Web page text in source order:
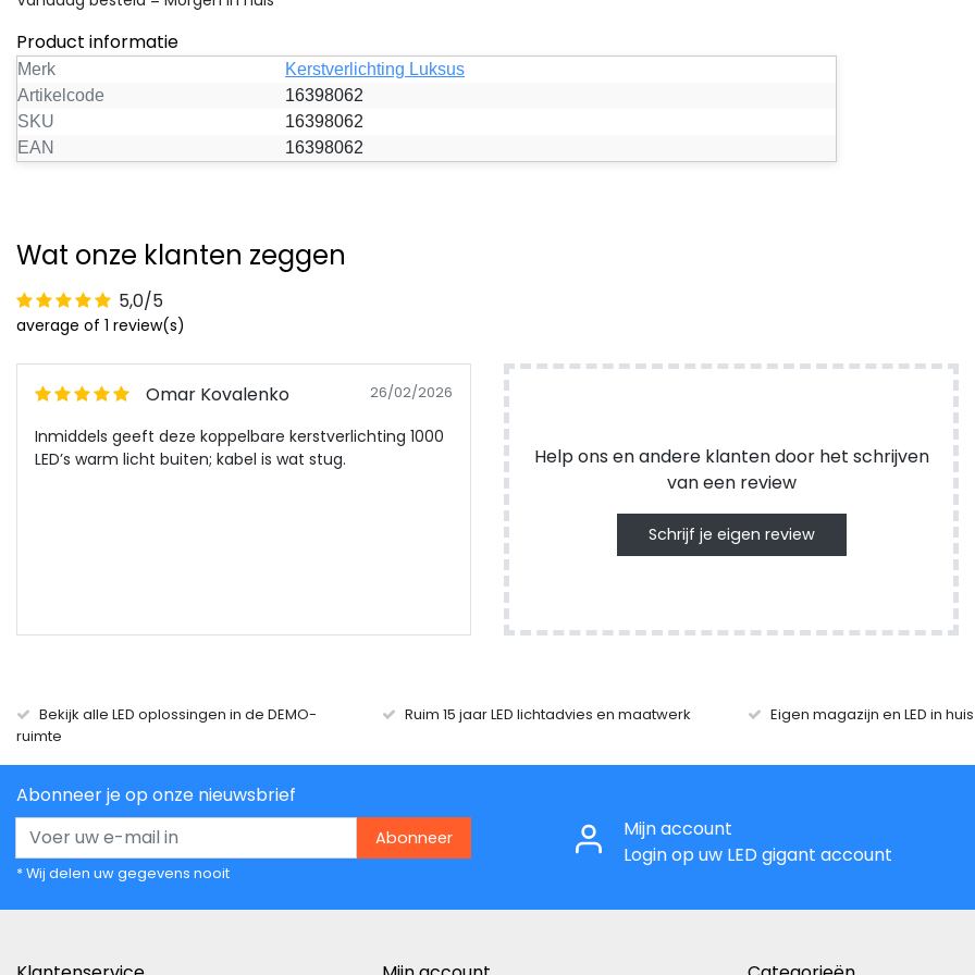
Product informatie
Merk
Kerstverlichting Luksus
Artikelcode
16398062
SKU
16398062
EAN
16398062
Wat onze klanten zeggen
5,0/5
average of 1 review(s)
Omar Kovalenko 26/02/2026
Inmiddels geeft deze koppelbare kerstverlichting 1000
LED’s warm licht buiten; kabel is wat stug.
Help ons en andere klanten door het schrijven
van een review
Schrijf je eigen review
Bekijk alle LED oplossingen in de DEMO-
ruimte
Ruim 15 jaar LED lichtadvies en maatwerk Eigen magazijn en LED in
Abonneer je op onze nieuwsbrief
Abonneer
* Wij delen uw gegevens nooit
Mijn account
Login op uw LED gigant account